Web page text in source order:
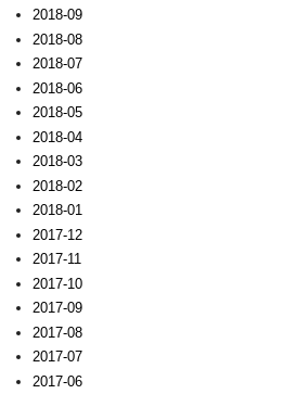
2018-09
2018-08
2018-07
2018-06
2018-05
2018-04
2018-03
2018-02
2018-01
2017-12
2017-11
2017-10
2017-09
2017-08
2017-07
2017-06